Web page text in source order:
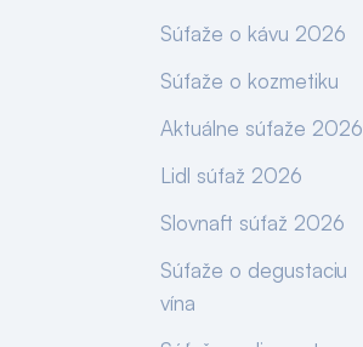
Súťaže o kávu 2026
Súťaže o kozmetiku
Aktuálne súťaže 2026
Lidl súťaž 2026
Slovnaft súťaž 2026
Súťaže o degustaciu
vína